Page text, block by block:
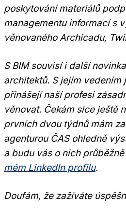
poskytování materiálů
managementu informací s
věnovaného Archicadu,
S BIM souvisí i další
architektů. S jejím vedením
přinášejí naší profesi
věnovat. Čekám sice ještě
prvních dvou týdnů mám
agenturou ČAS ohledně
a budu vás o nich
mém LinkedIn profilu.
Doufám, že zažíváte